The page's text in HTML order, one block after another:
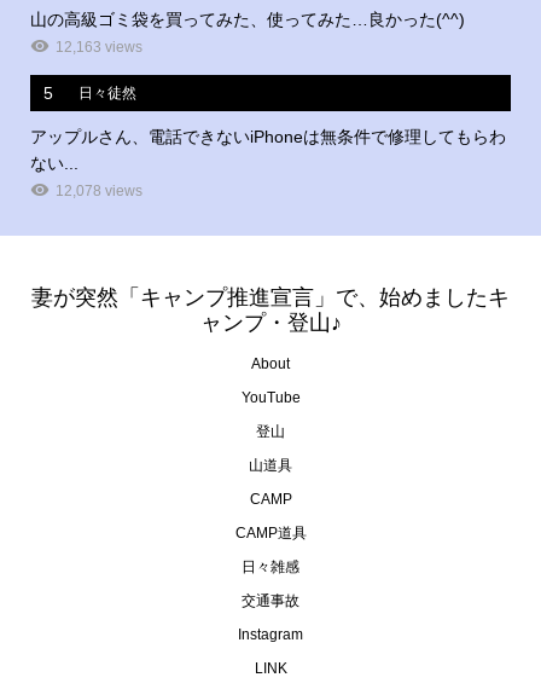
山の高級ゴミ袋を買ってみた、使ってみた…良かった(^^)
12,163 views
5 日々徒然
アップルさん、電話できないiPhoneは無条件で修理してもらわ
ない...
12,078 views
妻が突然「キャンプ推進宣言」で、始めましたキ
ャンプ・登山♪
About
YouTube
登山
山道具
CAMP
CAMP道具
日々雑感
交通事故
Instagram
LINK